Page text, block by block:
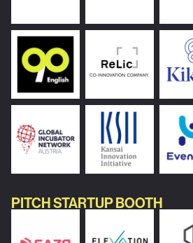
PITCH STARTUP BOOTH